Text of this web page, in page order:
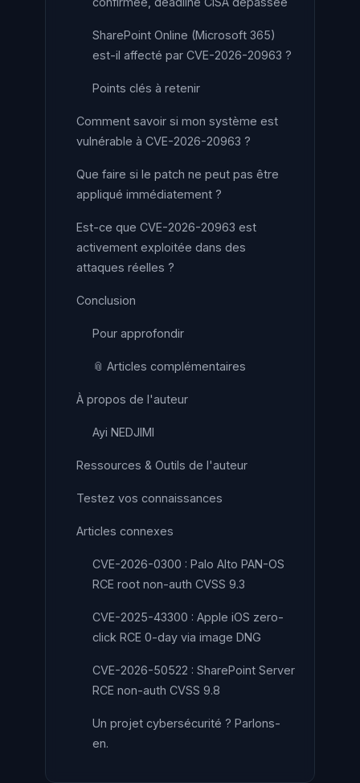
SharePoint Online (Microsoft 365)
est-il affecté par CVE-2026-20963 ?
Points clés à retenir
Comment savoir si mon système est
vulnérable à CVE-2026-20963 ?
Que faire si le patch ne peut pas être
appliqué immédiatement ?
Est-ce que CVE-2026-20963 est
activement exploitée dans des
attaques réelles ?
Conclusion
Pour approfondir
📎 Articles complémentaires
À propos de l'auteur
Ayi NEDJIMI
Ressources & Outils de l'auteur
Testez vos connaissances
Articles connexes
CVE-2026-0300 : Palo Alto PAN-OS
RCE root non-auth CVSS 9.3
CVE-2025-43300 : Apple iOS zero-
click RCE 0-day via image DNG
CVE-2026-50522 : SharePoint Server
RCE non-auth CVSS 9.8
Un projet cybersécurité ? Parlons-
en.